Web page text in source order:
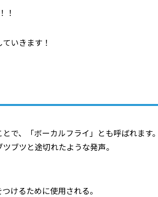
！
いきます！
で、「ボーカルフライ」とも呼ばれます。
ブツと途切れたような発声。
けるために使用される。